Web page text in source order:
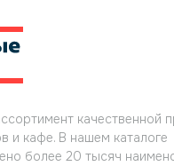
качественной
и кафе. В нашем каталоге
более 20 тысяч